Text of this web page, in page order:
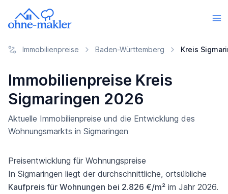
Immobilienpreise Baden-Württemberg Kreis
Immobilienpreise Kreis
Sigmaringen 2026
Aktuelle Immobilienpreise und die Entwicklung des
Wohnungsmarkts in Sigmaringen
Preisentwicklung für Wohnungspreise
In Sigmaringen liegt der durchschnittliche, ortsübliche
Kaufpreis für Wohnungen bei 2.826 €/m² im Jahr 2026.